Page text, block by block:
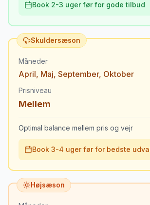
Book 2-3 uger før for gode tilbud
Skuldersæson
Måneder
April, Maj, September, Oktober
Prisniveau
Mellem
Optimal balance mellem pris og vejr
Book 3-4 uger før for bedste
Højsæson